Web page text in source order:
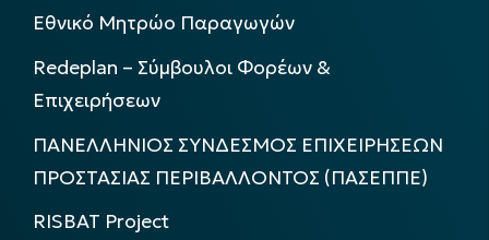
Εθνικό Μητρώο Παραγωγών
Redeplan – Σύμβουλοι Φορέων &
Επιχειρήσεων
ΠΑΝΕΛΛΗΝΙΟΣ ΣΥΝΔΕΣΜΟΣ ΕΠΙΧΕΙΡΗΣΕΩΝ
ΠΡΟΣΤΑΣΙΑΣ ΠΕΡΙΒΑΛΛΟΝΤΟΣ (ΠΑΣΕΠΠΕ)
RISBAT Project